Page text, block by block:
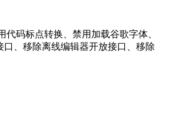
代码标点转换、禁用加载谷歌字体、
口、移除离线编辑器开放接口、移除